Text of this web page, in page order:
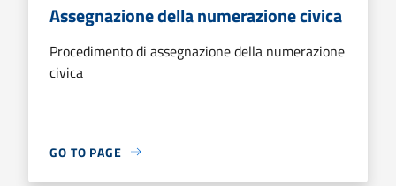
Assegnazione della numerazione civica
Procedimento di assegnazione della numerazione
civica
GO TO PAGE